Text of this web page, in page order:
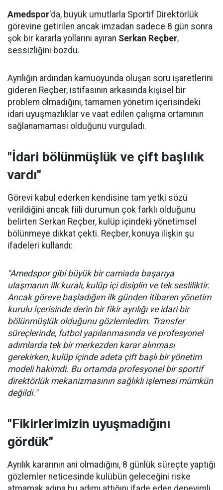
Amedspor'da, büyük umutlarla Sportif Direktörlük
görevine getirilen ancak imzadan sadece 8 gün sonra
şok bir kararla yollarını ayıran Serkan Reçber,
sessizliğini bozdu.
Ayrılığın ardından kamuoyunda oluşan soru işaretlerini
gideren Reçber, istifasının arkasında kişisel bir
problem olmadığını, tamamen yönetim içerisindeki
idari uyuşmazlıklar ve vaat edilen çalışma ortamının
sağlanamaması olduğunu vurguladı.
"İdari bölünmüşlük ve çift başlılık
vardı"
Görevi kabul ederken kendisine tam yetki sözü
verildiğini ancak fiili durumun çok farklı olduğunu
belirten Serkan Reçber, kulüp içindeki yönetimsel
bölünmeye dikkat çekti. Reçber, konuya ilişkin şu
ifadeleri kullandı:
"Amedspor gibi büyük bir camiada başarıya
ulaşmanın ilk kuralı, kulüp içi disiplin ve tek sesliliktir.
Ancak göreve başladığım ilk günden itibaren yönetim
kurulu içerisinde derin bir fikir ayrılığı ve idari bir
bölünmüşlük olduğunu gözlemledim. Transfer
süreçlerinde, futbol yapılanmasında ve profesyonel
adımlarda tek bir merkezden karar alınması
gerekirken, kulüp içinde adeta çift başlı bir yönetim
modeli hakimdi. Bu ortamda profesyonel bir sportif
direktörlük mekanizmasının sağlıklı işlemesi mümkün
değildi."
"Fikirlerimizin uyuşmadığını
gördük"
Ayrılık kararının ani olmadığını, 8 günlük süreçte yaptığı
gözlemler neticesinde kulübün geleceğini riske